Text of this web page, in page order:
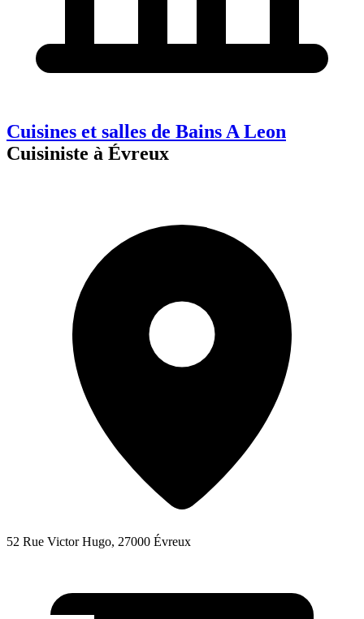
Cuisines et salles de Bains A Leon
Cuisiniste à Évreux
52 Rue Victor Hugo, 27000 Évreux